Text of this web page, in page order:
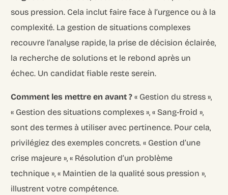
sous pression. Cela inclut faire face à l’urgence ou à la
complexité. La gestion de situations complexes
recouvre l’analyse rapide, la prise de décision éclairée,
la recherche de solutions et le rebond après un
échec. Un candidat fiable reste serein.
Comment les mettre en avant ? « Gestion du stress »,
« Gestion des situations complexes », « Sang-froid »,
sont des termes à utiliser avec pertinence. Pour cela,
privilégiez des exemples concrets. « Gestion d’une
crise majeure », « Résolution d’un problème
technique », « Maintien de la qualité sous pression »,
illustrent votre compétence.